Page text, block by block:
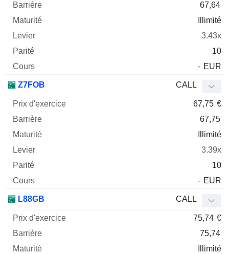
67,64
Illimité
3.43x
10
- EUR
Z7FOB CALL
67,75 €
67,75
Illimité
3.39x
10
- EUR
L88GB CALL
75,74 €
75,74
Illimité